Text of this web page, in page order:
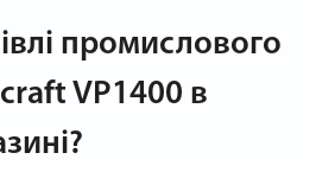
промислового
VP1400 в